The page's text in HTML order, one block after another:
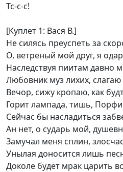
Тс-с-с!
[Куплет 1: Вася В.]
Не силясь преуспеть за
О, ветреный мой друг, я
Наследствуя пиитам давно
Любовник муз лихих, слагаю
Вечор, сижу кропаю, как
Горит лампада, тишь,
Сейчас бы насладиться
Ан нет, о сударь мой,
Замучал меня сплин,
Унылая доносится лишь
Доколе будет мрак царить